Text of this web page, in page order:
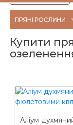
ПРЯНІ РОСЛИНИ
Купити
Аліум